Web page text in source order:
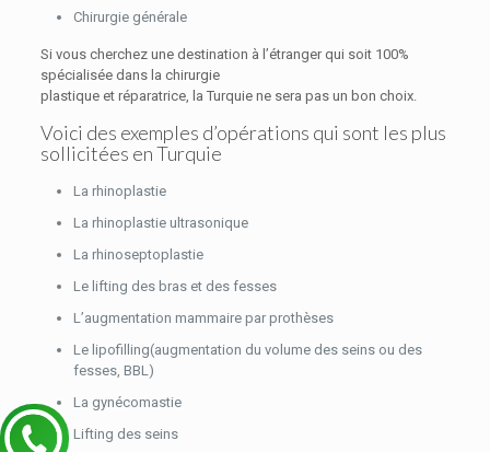
Chirurgie générale
Si vous cherchez une destination à l’étranger qui soit 100%
spécialisée dans la chirurgie
plastique et réparatrice, la Turquie ne sera pas un bon choix.
Voici des exemples d’opérations qui sont les plus
sollicitées en Turquie
La rhinoplastie
La rhinoplastie ultrasonique
La rhinoseptoplastie
Le lifting des bras et des fesses
L’augmentation mammaire par prothèses
Le lipofilling(augmentation du volume des seins ou des
fesses, BBL)
La gynécomastie
Lifting des seins